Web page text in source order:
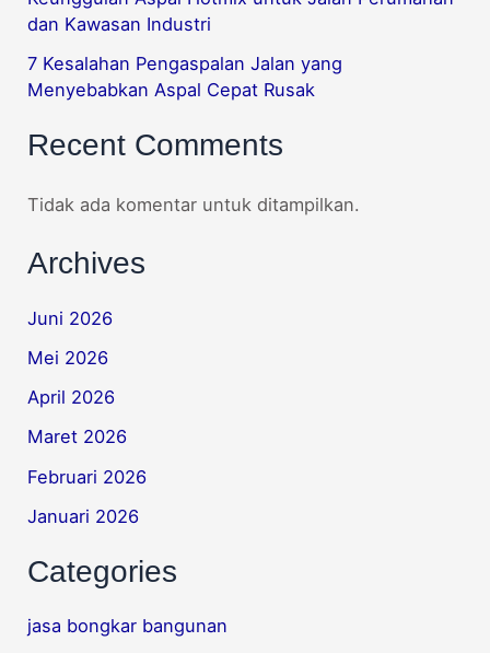
dan Kawasan Industri
7 Kesalahan Pengaspalan Jalan yang
Menyebabkan Aspal Cepat Rusak
Recent Comments
Tidak ada komentar untuk ditampilkan.
Archives
Juni 2026
Mei 2026
April 2026
Maret 2026
Februari 2026
Januari 2026
Categories
jasa bongkar bangunan